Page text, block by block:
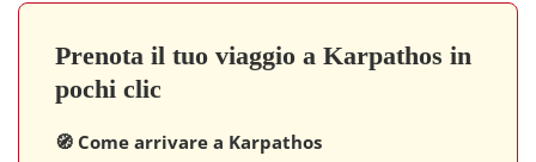
Prenota il tuo viaggio a Karpathos in
pochi clic
🧭 Come arrivare a Karpathos